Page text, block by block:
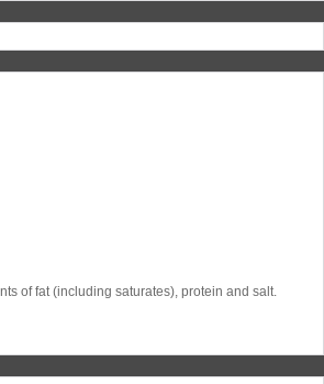
of fat (including saturates), protein and salt.